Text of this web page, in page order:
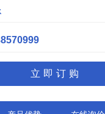
立即订购